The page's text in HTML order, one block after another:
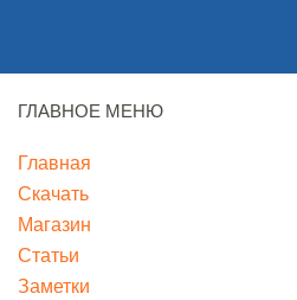
ГЛАВНОЕ МЕНЮ
Главная
Скачать
Магазин
Статьи
Заметки